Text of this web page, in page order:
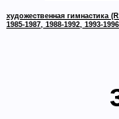
художественная гимнастика
1985-1987, 1988-1992, 1993-